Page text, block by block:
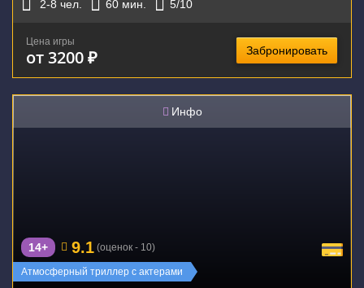
2-8 чел. 60 мин. 5/10
Цена игры
от 3200 ₽ Забронировать
Инфо
Атмосферный триллер с актерами
14+ 9.1 (оценок - 10)